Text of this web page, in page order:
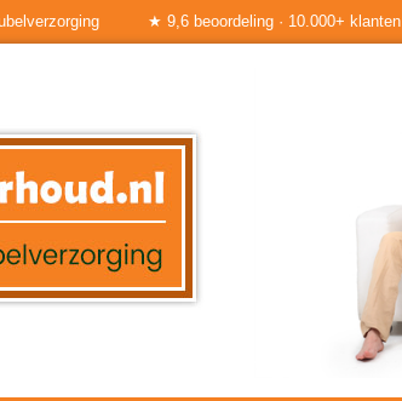
★ 9,6 beoordeling · 10.000+ klanten